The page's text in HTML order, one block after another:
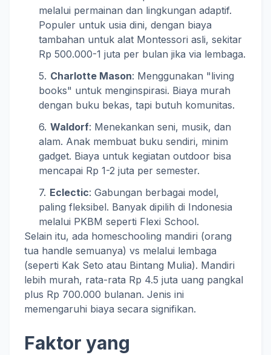
melalui permainan dan lingkungan adaptif.
Populer untuk usia dini, dengan biaya
tambahan untuk alat Montessori asli, sekitar
Rp 500.000-1 juta per bulan jika via lembaga.
Charlotte Mason: Menggunakan "living
books" untuk menginspirasi. Biaya murah
dengan buku bekas, tapi butuh komunitas.
Waldorf: Menekankan seni, musik, dan
alam. Anak membuat buku sendiri, minim
gadget. Biaya untuk kegiatan outdoor bisa
mencapai Rp 1-2 juta per semester.
Eclectic: Gabungan berbagai model,
paling fleksibel. Banyak dipilih di Indonesia
melalui PKBM seperti Flexi School.
Selain itu, ada homeschooling mandiri (orang
tua handle semuanya) vs melalui lembaga
(seperti Kak Seto atau Bintang Mulia). Mandiri
lebih murah, rata-rata Rp 4.5 juta uang pangkal
plus Rp 700.000 bulanan. Jenis ini
memengaruhi biaya secara signifikan.
Faktor yang